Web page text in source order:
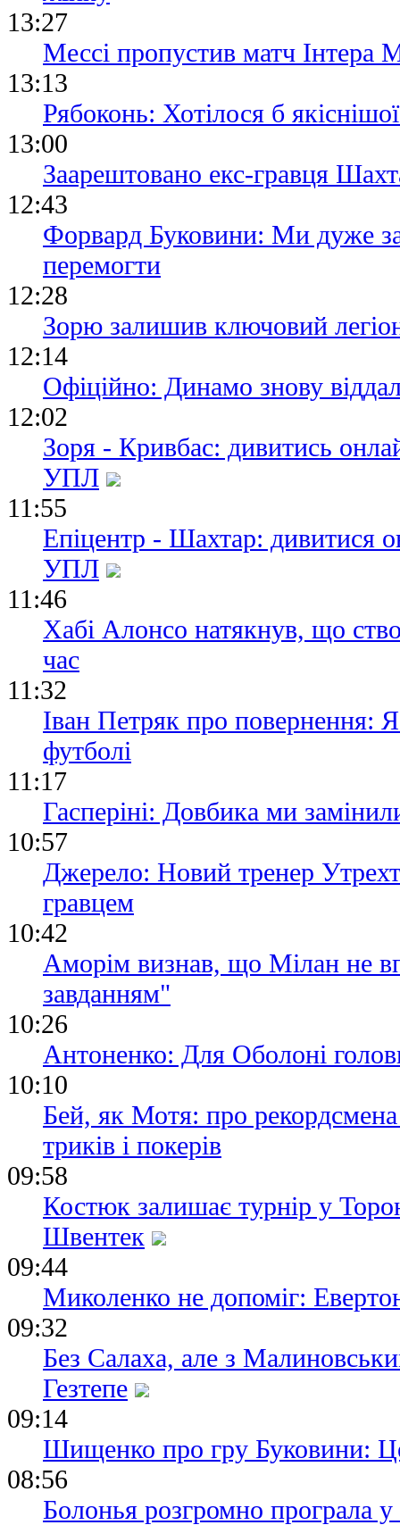
13:27
Мессі пропустив матч Інтера
13:13
Рябоконь: Хотілося б
13:00
Заарештовано екс-гравця
12:43
Форвард Буковини: Ми дуже
перемогти
12:28
Зорю залишив ключовий
12:14
Офіційно: Динамо знову
12:02
Зоря - Кривбас: дивитись
УПЛ
11:55
Епіцентр - Шахтар: дивитися
УПЛ
11:46
Хабі Алонсо натякнув, що
час
11:32
Іван Петряк про повернення:
футболі
11:17
Гасперіні: Довбика ми
10:57
Джерело: Новий тренер
гравцем
10:42
Аморім визнав, що Мілан не
завданням"
10:26
Антоненко: Для Оболоні
10:10
Бей, як Мотя: про
триків і покерів
09:58
Костюк залишає турнір у
Швентек
09:44
Миколенко не допоміг:
09:32
Без Салаха, але з
Гезтепе
09:14
Шищенко про гру Буковини:
08:56
Болонья розгромно програла